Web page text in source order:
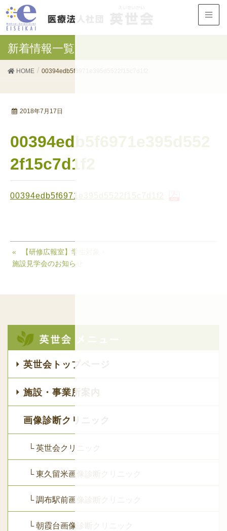
新着情報一覧
HOME 00394edb5f6971e395d5522f15c7d1f2
2018年7月17日
00394edb5f6971e395d552
2f15c7d1f2
00394edb5f6971e395d5522f15c7d1f2
【研修広報室】学生対象・
施設見学会のお知らせ
英世会トップページ
施設・事業所案内
画像診断クリニック
└ 英世会クリニック
└ 東久留米画像診断クリニック
└ 調布駅前画像診断クリニック
└ 朝霞台画像診断クリニック